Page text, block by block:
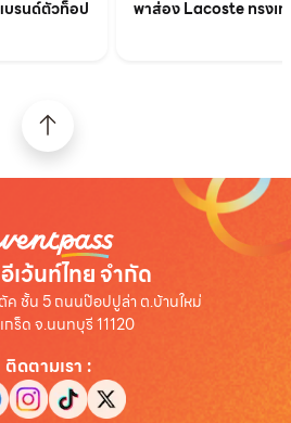
บรนด์ตัวท็อป
พาส่อง Lacoste ทรงเ
เว้นท์ไทย จำกัด
ค ชั้น 5 ถนนป๊อปปูล่า ต.บ้านใหม่
กร็ด จ.นนทบุรี 11120
ติดตามเรา :